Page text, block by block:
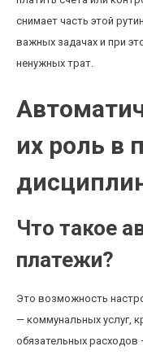
снимает часть этой
важных задачах и при
ненужных трат.
их роль в
Что такое
платежи?
Это возможность
— коммунальных услуг,
обязательных расходов